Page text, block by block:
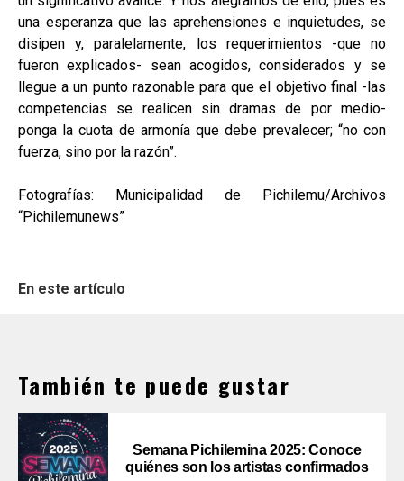
una esperanza que las aprehensiones e inquietudes, se
disipen y, paralelamente, los requerimientos -que no
fueron explicados- sean acogidos, considerados y se
llegue a un punto razonable para que el objetivo final -las
competencias se realicen sin dramas de por medio-
ponga la cuota de armonía que debe prevalecer; “no con
fuerza, sino por la razón”.
Fotografías: Municipalidad de Pichilemu/Archivos
“Pichilemunews”
En este artículo
También te puede gustar
Semana Pichilemina 2025: Conoce
quiénes son los artistas confirmados